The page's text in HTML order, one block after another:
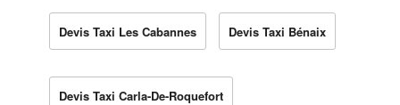
Devis Taxi Les Cabannes Devis Taxi Bénaix
Devis Taxi Carla-De-Roquefort